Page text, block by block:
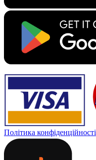
Політика конфіденційності